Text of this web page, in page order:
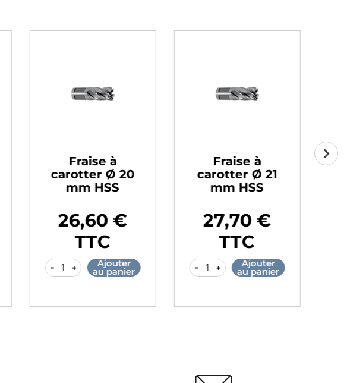
Fraise à
carotter Ø 20
mm HSS
26,60 €
TTC
- + Ajouter
au panier
Fraise à
carotter Ø 21
mm HSS
27,70 €
TTC
- + Ajouter
au panier